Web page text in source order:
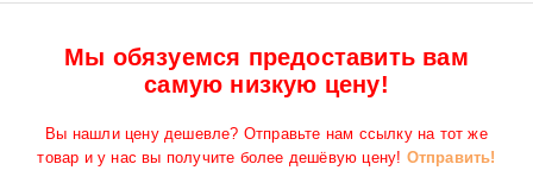
Мы обязуемся предоставить вам
самую низкую цену!
Вы нашли цену дешевле? Отправьте нам ссылку на тот же
товар и у нас вы получите более дешёвую цену! Отправить!